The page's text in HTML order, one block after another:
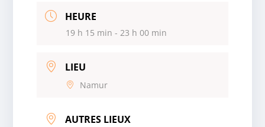
HEURE
19 h 15 min - 23 h 00 min
LIEU
Namur
AUTRES LIEUX